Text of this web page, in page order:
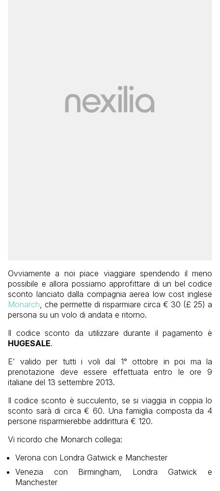
Ovviamente a noi piace viaggiare spendendo il meno
possibile e allora possiamo approfittare di un bel codice
sconto lanciato dalla compagnia aerea low cost inglese
Monarch, che permette di risparmiare circa € 30 (£ 25) a
persona su un volo di andata e ritorno.
Il codice sconto da utilizzare durante il pagamento è
HUGESALE.
E’ valido per tutti i voli dal 1° ottobre in poi ma la
prenotazione deve essere effettuata entro le ore 9
italiane del 13 settembre 2013.
Il codice sconto è succulento, se si viaggia in coppia lo
sconto sarà di circa € 60. Una famiglia composta da 4
persone risparmierebbe addirittura € 120.
Vi ricordo che Monarch collega:
Verona con Londra Gatwick e Manchester
Venezia con Birmingham, Londra Gatwick e
Manchester